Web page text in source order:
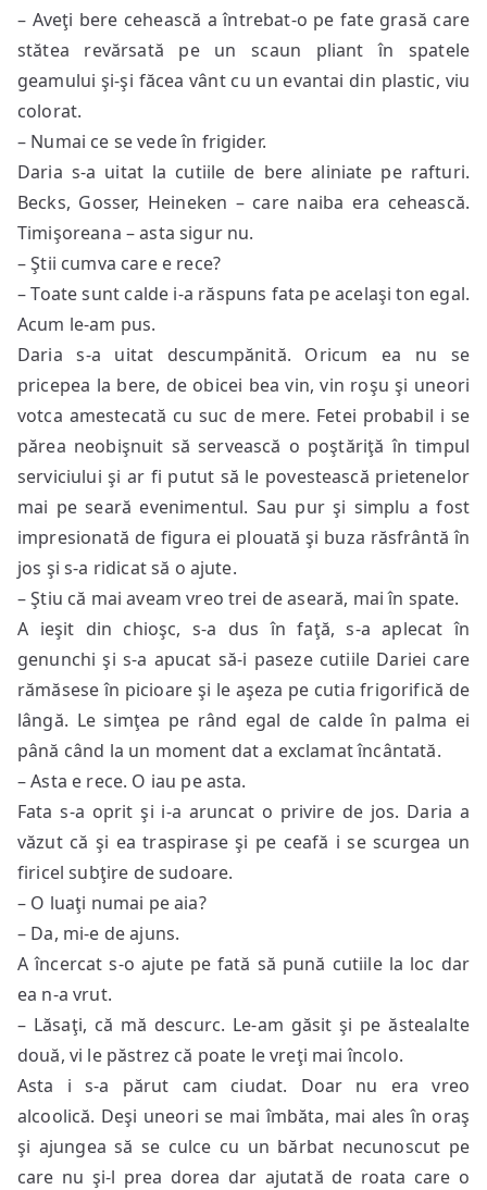
– Aveţi bere cehească a întrebat-o pe fate grasă care
stătea revărsată pe un scaun pliant în spatele
geamului şi-şi făcea vânt cu un evantai din plastic, viu
colorat.
– Numai ce se vede în frigider.
Daria s-a uitat la cutiile de bere aliniate pe rafturi.
Becks, Gosser, Heineken – care naiba era cehească.
Timişoreana – asta sigur nu.
– Ştii cumva care e rece?
– Toate sunt calde i-a răspuns fata pe acelaşi ton egal.
Acum le-am pus.
Daria s-a uitat descumpănită. Oricum ea nu se
pricepea la bere, de obicei bea vin, vin roşu şi uneori
votca amestecată cu suc de mere. Fetei probabil i se
părea neobişnuit să servească o poştăriţă în timpul
serviciului şi ar fi putut să le povestească prietenelor
mai pe seară evenimentul. Sau pur şi simplu a fost
impresionată de figura ei plouată şi buza răsfrântă în
jos şi s-a ridicat să o ajute.
– Ştiu că mai aveam vreo trei de aseară, mai în spate.
A ieşit din chioşc, s-a dus în faţă, s-a aplecat în
genunchi şi s-a apucat să-i paseze cutiile Dariei care
rămăsese în picioare şi le aşeza pe cutia frigorifică de
lângă. Le simţea pe rând egal de calde în palma ei
până când la un moment dat a exclamat încântată.
– Asta e rece. O iau pe asta.
Fata s-a oprit şi i-a aruncat o privire de jos. Daria a
văzut că şi ea traspirase şi pe ceafă i se scurgea un
firicel subţire de sudoare.
– O luaţi numai pe aia?
– Da, mi-e de ajuns.
A încercat s-o ajute pe fată să pună cutiile la loc dar
ea n-a vrut.
– Lăsaţi, că mă descurc. Le-am găsit şi pe ăstealalte
două, vi le păstrez că poate le vreţi mai încolo.
Asta i s-a părut cam ciudat. Doar nu era vreo
alcoolică. Deşi uneori se mai îmbăta, mai ales în oraş
şi ajungea să se culce cu un bărbat necunoscut pe
care nu şi-l prea dorea dar ajutată de roata care o